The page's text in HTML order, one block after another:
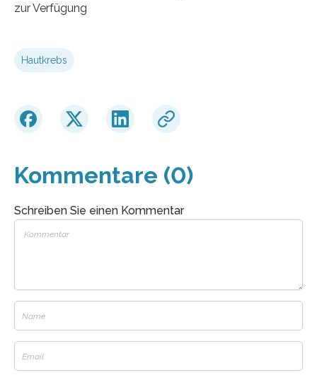
zur Verfügung
Hautkrebs
Kommentare (0)
Schreiben Sie einen Kommentar